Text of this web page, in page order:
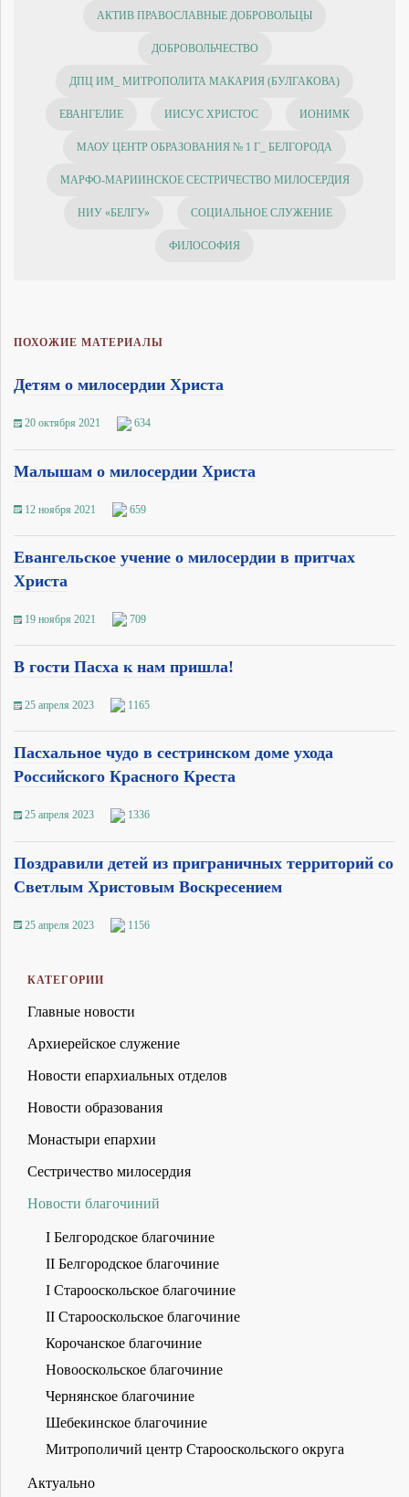
АКТИВ ПРАВОСЛАВНЫЕ ДОБРОВОЛЬЦЫ
ДОБРОВОЛЬЧЕСТВО
ДПЦ ИМ_ МИТРОПОЛИТА МАКАРИЯ (БУЛГАКОВА)
ЕВАНГЕЛИЕ ИИСУС ХРИСТОС ИОНИМК
МАОУ ЦЕНТР ОБРАЗОВАНИЯ № 1 Г_ БЕЛГОРОДА
МАРФО-МАРИИНСКОЕ СЕСТРИЧЕСТВО МИЛОСЕРДИЯ
НИУ «БЕЛГУ» СОЦИАЛЬНОЕ СЛУЖЕНИЕ
ФИЛОСОФИЯ
ПОХОЖИЕ МАТЕРИАЛЫ
Детям о милосердии Христа
20 октября 2021 634
Малышам о милосердии Христа
12 ноября 2021 659
Евангельское учение о милосердии в притчах
Христа
19 ноября 2021 709
В гости Пасха к нам пришла!
25 апреля 2023 1165
Пасхальное чудо в сестринском доме ухода
Российского Красного Креста
25 апреля 2023 1336
Поздравили детей из приграничных территорий со
Светлым Христовым Воскресением
25 апреля 2023 1156
КАТЕГОРИИ
Главные новости
Архиерейское служение
Новости епархиальных отделов
Новости образования
Монастыри епархии
Сестричество милосердия
Новости благочиний
I Белгородское благочиние
II Белгородское благочиние
I Старооскольское благочиние
II Старооскольское благочиние
Корочанское благочиние
Новооскольское благочиние
Чернянское благочиние
Шебекинское благочиние
Митрополичий центр Старооскольского округа
Актуально